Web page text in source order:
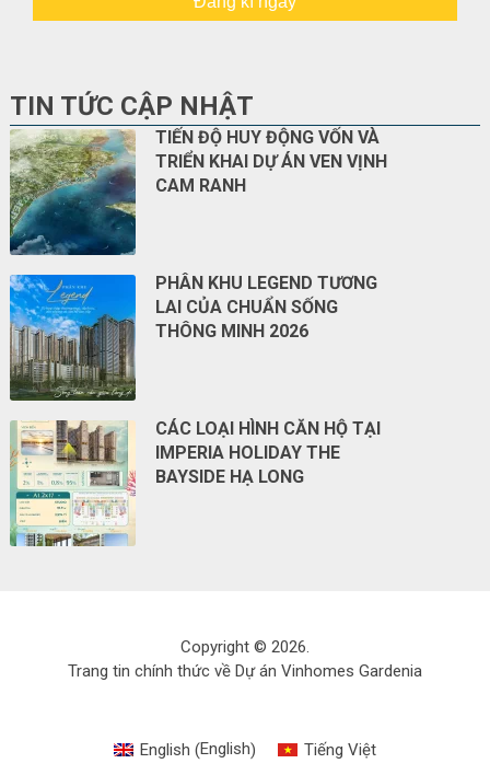
TIN TỨC CẬP NHẬT
TIẾN ĐỘ HUY ĐỘNG VỐN VÀ
TRIỂN KHAI DỰ ÁN VEN VỊNH
CAM RANH
PHÂN KHU LEGEND TƯƠNG
LAI CỦA CHUẨN SỐNG
THÔNG MINH 2026
CÁC LOẠI HÌNH CĂN HỘ TẠI
IMPERIA HOLIDAY THE
BAYSIDE HẠ LONG
Copyright © 2026.
Trang tin chính thức về Dự án Vinhomes Gardenia
English (English) Tiếng Việt